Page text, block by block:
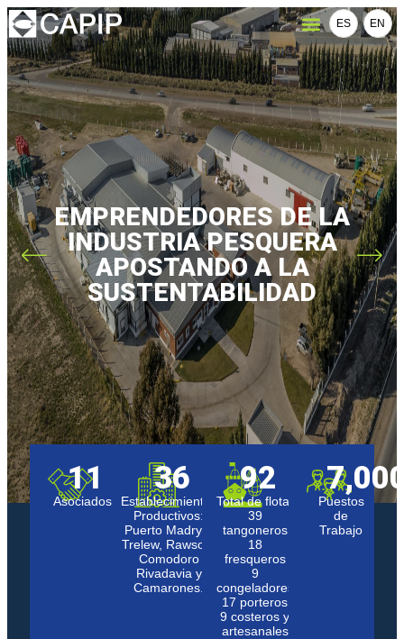
ES EN
EMPRENDEDORES DE LA
INDUSTRIA PESQUERA
APOSTANDO A LA
SUSTENTABILIDAD
Asociados
11
Establecimientos
Productivos:
Puerto Madryn,
Trelew, Rawson,
Comodoro
Rivadavia y
Camarones.
36
Total de flota:
39
tangoneros
18
fresqueros
9
congeladores
17 porteros
9 costeros y
artesanales
92
Puestos
de
Trabajo